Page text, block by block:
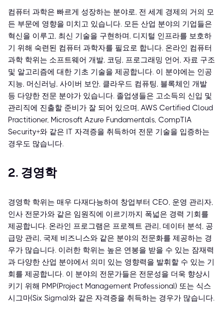
컴퓨터 과학은 빠르게 성장하는 분야로, 전 세계 경제의 거의 모
든 부문에 영향을 미치고 있습니다. 모든 산업 분야의 기업들은
혁신을 이루고, 최신 기술을 구현하며, 디지털 인프라를 보호하
기 위해 숙련된 컴퓨터 과학자를 필요로 합니다. 온라인 컴퓨터
과학 학위는 소프트웨어 개발, 코딩, 프로그래밍 언어, 자료 구조
및 알고리즘에 대한 기초 기술을 제공합니다. 이 분야에는 인공
지능, 머신러닝, 사이버 보안, 클라우드 컴퓨팅, 블록체인 개발
등 다양한 전문 분야가 있습니다. 졸업생들은 고소득의 신입 및
관리직에 진출할 준비가 잘 되어 있으며, AWS Certified Cloud
Practitioner, Microsoft Azure Fundamentals, CompTIA
Security+와 같은 IT 자격증을 취득하여 전문 기술을 입증하는
경우도 많습니다.
2. 경영학
경영학 학위는 매우 다재다능하여 창업부터 CEO, 운영 관리자,
인사 전문가와 같은 임원직에 이르기까지 폭넓은 경력 기회를
제공합니다. 온라인 프로그램은 프로젝트 관리, 데이터 분석, 공
급망 관리, 국제 비즈니스와 같은 분야의 전문화를 제공하는 경
우가 많습니다. 이러한 학위는 높은 연봉을 받을 수 있는 잠재력
과 다양한 산업 분야에서 의미 있는 영향력을 발휘할 수 있는 기
회를 제공합니다. 이 분야의 전문가들은 전문성을 더욱 향상시
키기 위해 PMP(Project Management Professional) 또는 식스
시그마(Six Sigma)와 같은 자격증을 취득하는 경우가 많습니다.